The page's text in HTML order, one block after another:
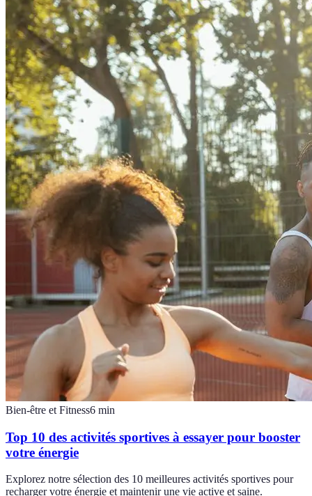
Bien-être et Fitness6 min
Top 10 des activités sportives à essayer pour booster
votre énergie
Explorez notre sélection des 10 meilleures activités sportives pour
recharger votre énergie et maintenir une vie active et saine.